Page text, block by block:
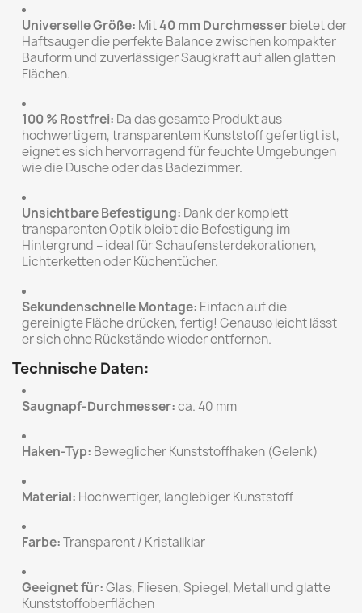
Universelle Größe: Mit40 mm Durchmesserbietet der
Haftsauger die perfekte Balance zwischen kompakter
Bauform und zuverlässiger Saugkraft auf allen glatten
Flächen.
100 % Rostfrei: Da das gesamte Produkt aus
hochwertigem, transparentem Kunststoff gefertigt ist,
eignet es sich hervorragend für feuchte Umgebungen
wie die Dusche oder das Badezimmer.
Unsichtbare Befestigung: Dank der komplett
transparenten Optik bleibt die Befestigung im
Hintergrund – ideal für Schaufensterdekorationen,
Lichterketten oder Küchentücher.
Sekundenschnelle Montage: Einfach auf die
gereinigte Fläche drücken, fertig! Genauso leicht lässt
er sich ohne Rückstände wieder entfernen.
Technische Daten:
Saugnapf-Durchmesser:ca. 40 mm
Haken-Typ: Beweglicher Kunststoffhaken (Gelenk)
Material: Hochwertiger, langlebiger Kunststoff
Farbe:Transparent / Kristallklar
Geeignet für:Glas, Fliesen, Spiegel, Metall und glatte
Kunststoffoberflächen